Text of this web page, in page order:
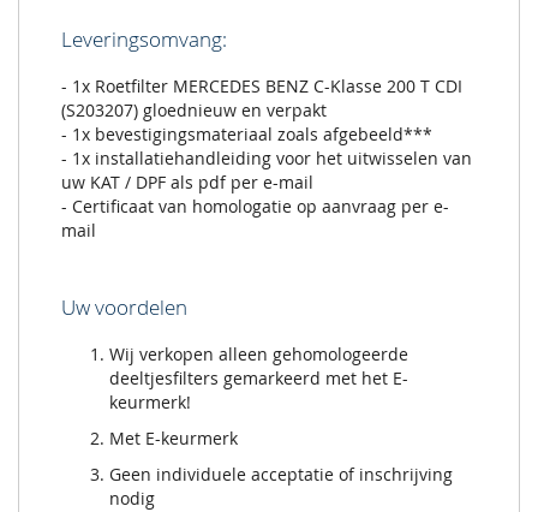
Leveringsomvang:
- 1x Roetfilter MERCEDES BENZ C-Klasse 200 T CDI
(S203207) gloednieuw en verpakt
- 1x bevestigingsmateriaal zoals afgebeeld***
- 1x installatiehandleiding voor het uitwisselen van
uw KAT / DPF als pdf per e-mail
- Certificaat van homologatie op aanvraag per e-
mail
Uw voordelen
Wij verkopen alleen gehomologeerde
deeltjesfilters gemarkeerd met het E-
keurmerk!
Met E-keurmerk
Geen individuele acceptatie of inschrijving
nodig